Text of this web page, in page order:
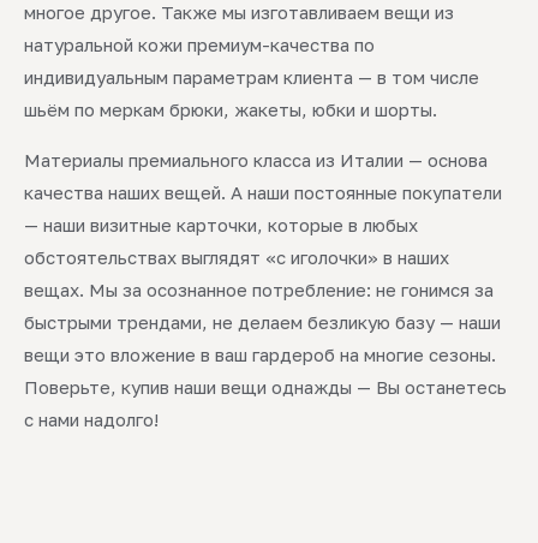
многое другое. Также мы изготавливаем вещи из
натуральной кожи премиум-качества по
индивидуальным параметрам клиента — в том числе
шьём по меркам брюки, жакеты, юбки и шорты.
Материалы премиального класса из Италии — основа
качества наших вещей. А наши постоянные покупатели
— наши визитные карточки, которые в любых
обстоятельствах выглядят «с иголочки» в наших
вещах. Мы за осознанное потребление: не гонимся за
быстрыми трендами, не делаем безликую базу — наши
вещи это вложение в ваш гардероб на многие сезоны.
Поверьте, купив наши вещи однажды — Вы останетесь
с нами надолго!